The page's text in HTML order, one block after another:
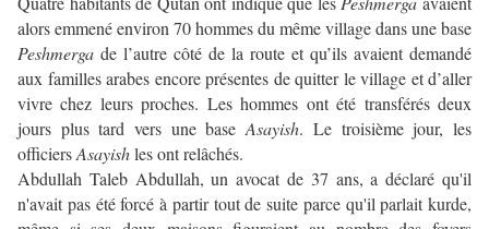
alors emmené environ 70 hommes du même village dans une base
Peshmerga de l’autre côté de la route et qu’ils avaient demandé
aux familles arabes encore présentes de quitter le village et d’aller
vivre chez leurs proches. Les hommes ont été transférés deux
jours plus tard vers une baseAsayish. Le troisième jour, les
officiersAsayishles ont relâchés.
Abdullah Taleb Abdullah, un avocat de 37 ans, a déclaré qu'il
n'avait pas été forcé à partir tout de suite parce qu'il parlait kurde,